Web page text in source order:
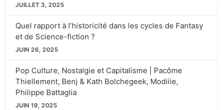
JUILLET 3, 2025
Quel rapport à l’historicité dans les cycles de Fantasy
et de Science-fiction ?
JUIN 26, 2025
Pop Culture, Nostalgie et Capitalisme | Pacôme
Thiellement, Benj & Kath Bolchegeek, Modiiie,
Philippe Battaglia
JUIN 19, 2025